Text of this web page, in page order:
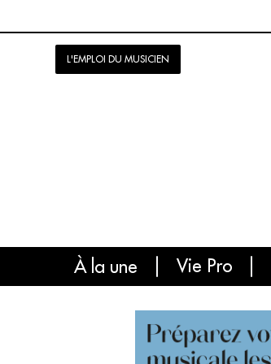
L'EMPLOI DU MUSICIEN
À la une Vie Pro